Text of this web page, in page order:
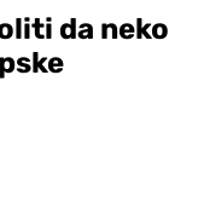
da neko